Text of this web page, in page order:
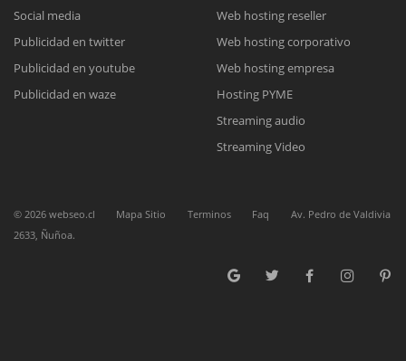
Reunión online
Nuestros ejecutivos le enviarán un correo electrónico con el enlace a
Meet para la reunión online.
Cotización
Complete el formulario y nos contactaremos a la brevedad.
Chat Online
para enviarnos un correo electrónico con sus datos personales.
Social media
Publicidad en twitter
Publicidad en youtube
Publicidad en waze
Web hosting reseller
Web hosting corporativo
Web hosting empresa
Hosting PYME
Streaming audio
Streaming Video
© 2026 webseo.cl Mapa Sitio Terminos Faq
Av. Pedro de Valdivia
2633, Ñuñoa.